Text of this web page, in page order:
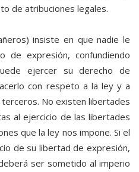
de atribuciones legales.
insiste en que nadie le
de expresión, confundiendo
ejercer su derecho de
con respeto a la ley y a
No existen libertades
al ejercicio de las libertades
que la ley nos impone. Si el
de su libertad de expresión,
ser sometido al imperio